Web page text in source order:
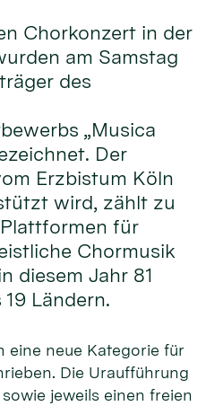
Chorkonzert in der
am Samstag
des
„Musica
Der
Erzbistum Köln
wird, zählt zu
für
Chormusik
diesem Jahr 81
Ländern.
eine neue Kategorie für
Die Uraufführung
jeweils einen freien